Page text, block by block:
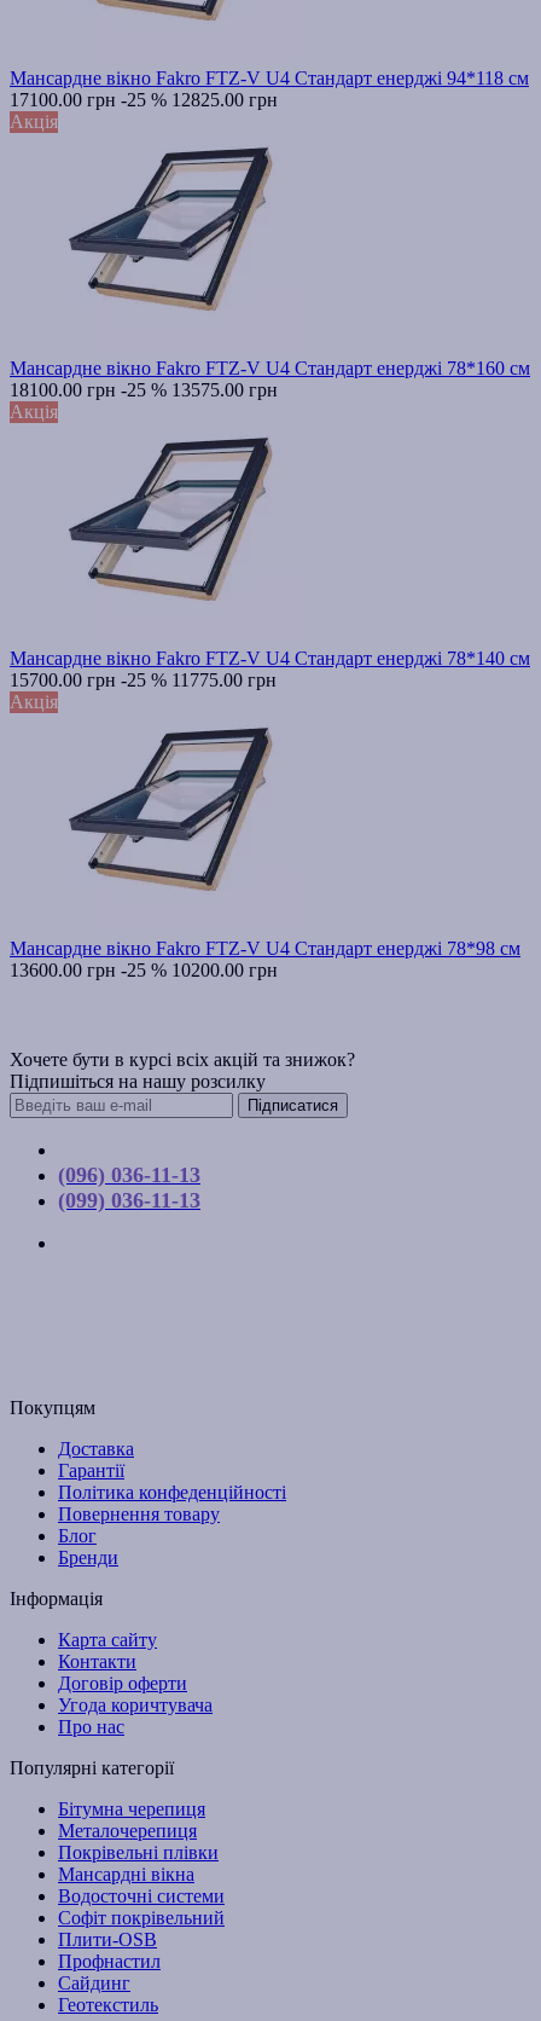
Мансардне вікно Fakro FTZ-V U4 Стандарт енерджі 94*118 см
17100.00 грн -25 % 12825.00 грн
Акція
Мансардне вікно Fakro FTZ-V U4 Стандарт енерджі 78*160 см
18100.00 грн -25 % 13575.00 грн
Акція
Мансардне вікно Fakro FTZ-V U4 Стандарт енерджі 78*140 см
15700.00 грн -25 % 11775.00 грн
Акція
Мансардне вікно Fakro FTZ-V U4 Стандарт енерджі 78*98 см
13600.00 грн -25 % 10200.00 грн
Хочете бути в курсі всіх акцій та знижок?
Підпишіться на нашу розсилку
Підписатися
(096) 036-11-13
(099) 036-11-13
Покупцям
Доставка
Гарантії
Політика конфеденційності
Повернення товару
Блог
Бренди
Інформація
Карта сайту
Контакти
Договір оферти
Угода коричтувача
Про нас
Популярні категорії
Бітумна черепиця
Металочерепиця
Покрівельні плівки
Мансардні вікна
Водосточні системи
Софіт покрівельний
Плити-OSB
Профнастил
Сайдинг
Геотекстиль